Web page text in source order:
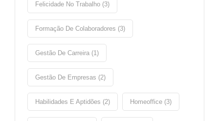
Felicidade No Trabalho (3)
Formação De Colaboradores (3)
Gestão De Carreira (1)
Gestão De Empresas (2)
Habilidades E Aptidões (2) Homeoffice (3)